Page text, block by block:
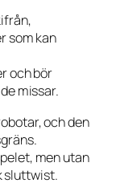
som kan
och bör
missar.
och den
men utan
sluttwist.